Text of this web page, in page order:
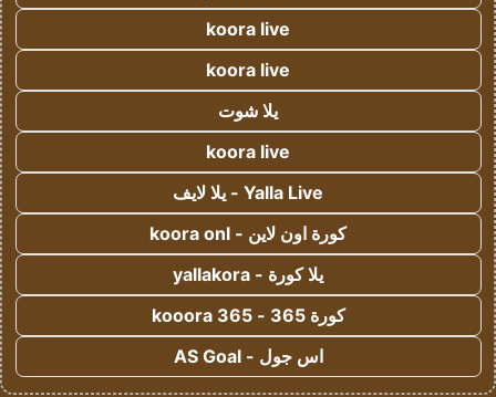
koora live
koora live
يلا شوت
koora live
Yalla Live - يلا لايف
كورة اون لاين - koora onl
يلا كورة - yallakora
كورة 365 - kooora 365
اس جول - AS Goal